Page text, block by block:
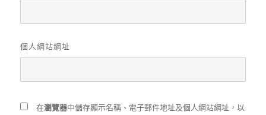
個人網站網址
在瀏覽器中儲存顯示名稱、電子郵件地址及個人網站網址，以